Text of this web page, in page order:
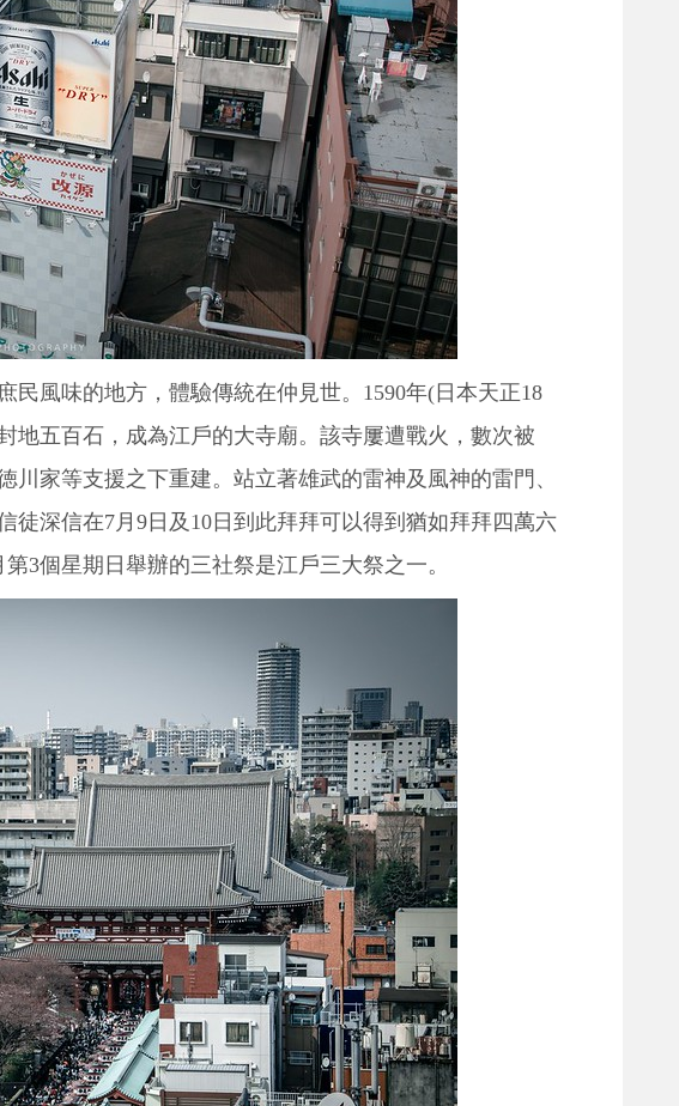
民風味的地方，體驗傳統在仲見世。1590年(日本天正18
地五百石，成為江戶的大寺廟。該寺屢遭戰火，數次被
家等支援之下重建。站立著雄武的雷神及風神的雷門、
深信在7月9日及10日到此拜拜可以得到猶如拜拜四萬六
3個星期日舉辦的三社祭是江戶三大祭之一。